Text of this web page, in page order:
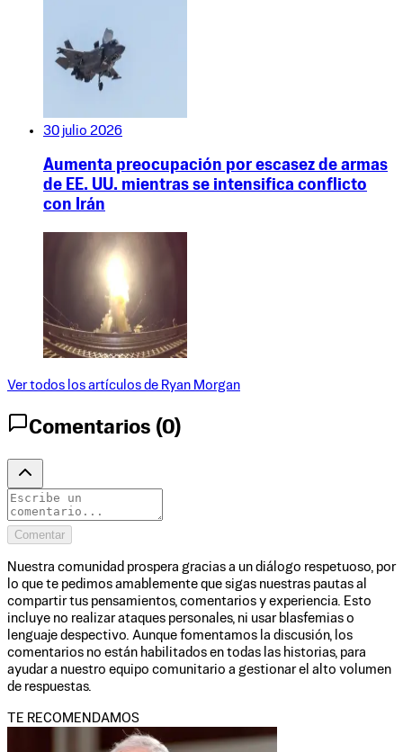
30 julio 2026
Aumenta preocupación por escasez de armas
de EE. UU. mientras se intensifica conflicto
con Irán
Ver todos los artículos de Ryan Morgan
Comentarios (0)
Comentar
Nuestra comunidad prospera gracias a un diálogo respetuoso, por
lo que te pedimos amablemente que sigas nuestras pautas al
compartir tus pensamientos, comentarios y experiencia. Esto
incluye no realizar ataques personales, ni usar blasfemias o
lenguaje despectivo. Aunque fomentamos la discusión, los
comentarios no están habilitados en todas las historias, para
ayudar a nuestro equipo comunitario a gestionar el alto volumen
de respuestas.
TE RECOMENDAMOS